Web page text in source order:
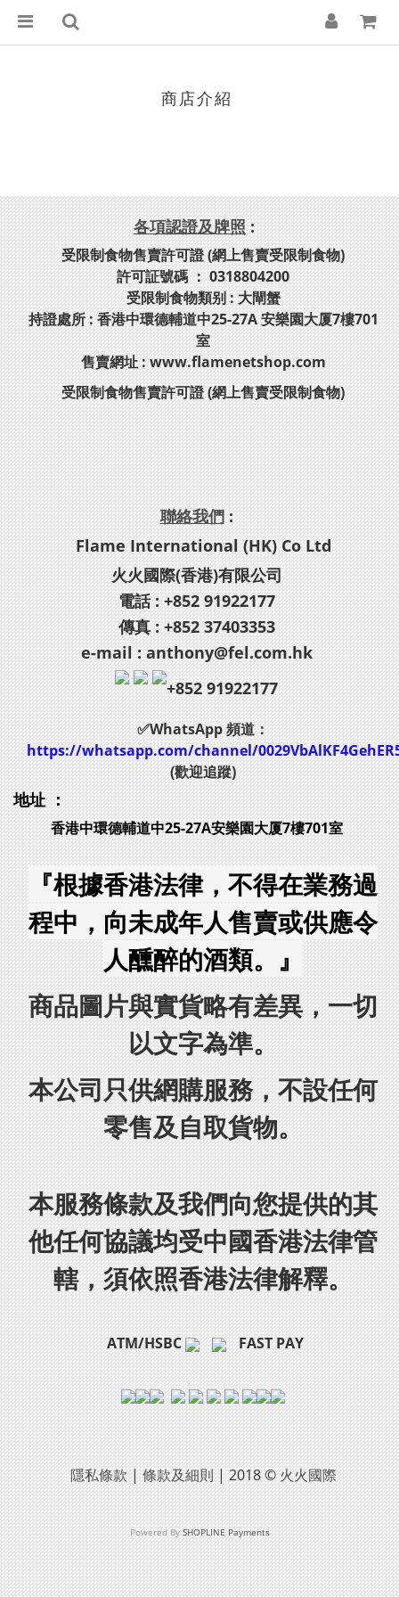
商店介紹
各項認證及牌照 :
受限制食物售賣許可證 (網上售賣受限制食物)
許可証號碼 ： 0318804200
受限制食物類别 : 大閘蟹
持證處所 : 香港中環德輔道中25-27A 安樂園大厦7樓701
室
售賣網址 : www.flamenetshop.com
受限制食物售賣許可證 (網上售賣受限制食物)
聯絡我們:
Flame International (HK) Co Ltd
火火國際(香港)有限公司
電話 : +852 91922177
傳真 : +852 37403353
e-mail : anthony@fel.com.hk
+852 91922177
✅WhatsApp 頻道：
https://whatsapp.com/channel/
(歡迎追蹤)
地址 ：
香港中環德輔道中25-27A安樂園大厦7樓701室
『根據香港法律，不得在業務過
程中，向未成年人售賣或供應令
人醺醉的酒類。』
商品圖片與實貨略有差異，一切
以文字為準。
本公司只供網購服務，不設任何
零售及自取貨物。
本服務條款及我們向您提供的其
他任何協議均受中國香港法律管
轄，須依照香港法律解釋。
ATM/HSBC FAST PAY
隱私條款 | 條款及細則 | 2018 © 火火國際
Powered By SHOPLINE Payments